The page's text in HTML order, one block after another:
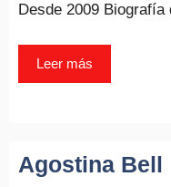
Desde 2009
Leer más
Agostina Bell